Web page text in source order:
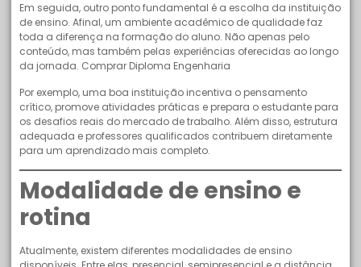
Em seguida, outro ponto fundamental é a escolha da instituição
de ensino. Afinal, um ambiente acadêmico de qualidade faz
toda a diferença na formação do aluno. Não apenas pelo
conteúdo, mas também pelas experiências oferecidas ao longo
da jornada. Comprar Diploma Engenharia
Por exemplo, uma boa instituição incentiva o pensamento
crítico, promove atividades práticas e prepara o estudante para
os desafios reais do mercado de trabalho. Além disso, estrutura
adequada e professores qualificados contribuem diretamente
para um aprendizado mais completo.
Modalidade de ensino e
rotina
Atualmente, existem diferentes modalidades de ensino